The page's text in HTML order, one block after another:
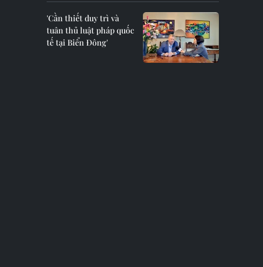
'Cần thiết duy trì và
tuân thủ luật pháp quốc
tế tại Biển Đông'